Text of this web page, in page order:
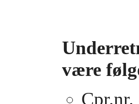
være